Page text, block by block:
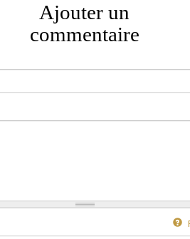
Ajouter un
commentaire